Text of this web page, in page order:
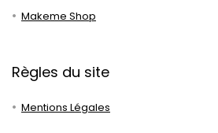
Makeme Shop
Règles du site
Mentions Légales